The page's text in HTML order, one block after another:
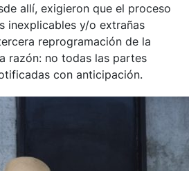
allí, exigieron que el proceso
inexplicables y/o extrañas
reprogramación de la
razón: no todas las partes
con anticipación.